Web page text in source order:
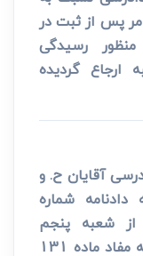
پس از ثبت در
رسیدگی
ارجاع گردیده
آقایان ح. و
شماره
08/06 صادره از شعبه پنجم
ماده 131